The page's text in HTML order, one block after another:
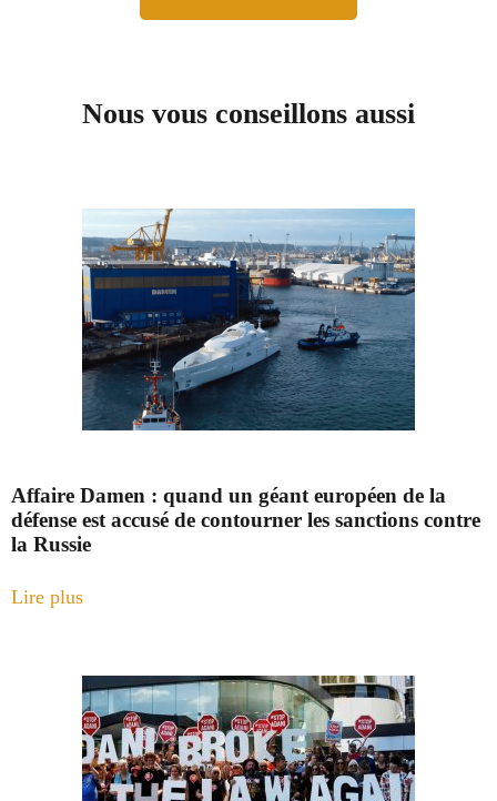
Nous vous conseillons aussi
Affaire Damen : quand un géant européen de la
défense est accusé de contourner les sanctions contre
la Russie
Lire plus